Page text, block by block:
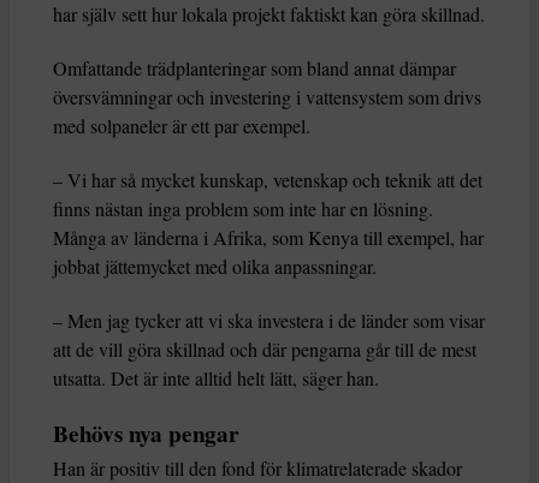
har själv sett hur lokala projekt faktiskt kan göra skillnad.
Omfattande trädplanteringar som bland annat dämpar
översvämningar och investering i vattensystem som drivs
med solpaneler är ett par exempel.
– Vi har så mycket kunskap, vetenskap och teknik att det
finns nästan inga problem som inte har en lösning.
Många av länderna i Afrika, som Kenya till exempel, har
jobbat jättemycket med olika anpassningar.
– Men jag tycker att vi ska investera i de länder som visar
att de vill göra skillnad och där pengarna går till de mest
utsatta. Det är inte alltid helt lätt, säger han.
Behövs nya pengar
Han är positiv till den fond för klimatrelaterade skador